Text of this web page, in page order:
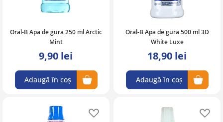
Oral-B Apa de gura 250 ml Arctic
Mint
9,90 lei
Adaugă în coș
Oral-B Apa de gura 500 ml 3D
White Luxe
18,90 lei
Adaugă în coș
Adaugă în lista de favorite